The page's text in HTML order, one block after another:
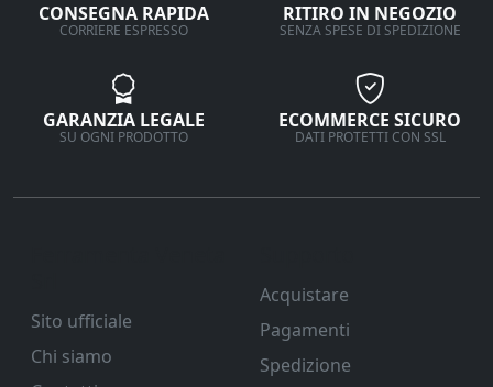
CONSEGNA RAPIDA
CORRIERE ESPRESSO
RITIRO IN NEGOZIO
SENZA SPESE DI SPEDIZIONE
GARANZIA LEGALE
SU OGNI PRODOTTO
ECOMMERCE SICURO
DATI PROTETTI CON SSL
Sito ufficiale
Chi siamo
Acquistare
Pagamenti
Spedizione